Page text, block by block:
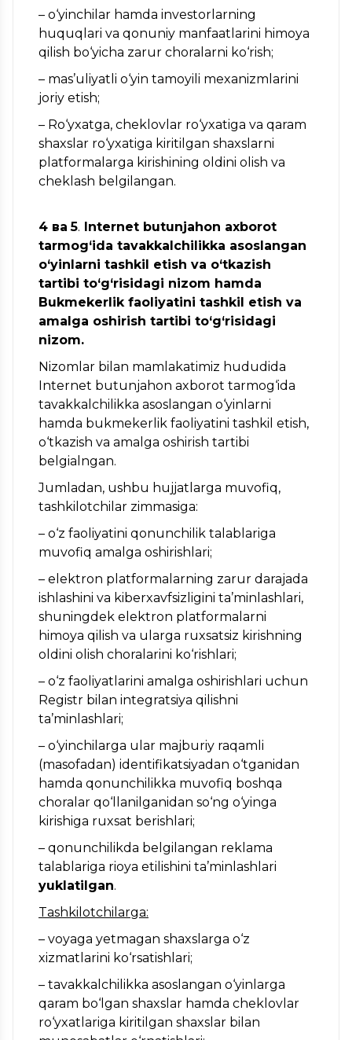
– o‘yinchilar hamda investorlarning
huquqlari va qonuniy manfaatlarini himoya
qilish bo‘yicha zarur choralarni ko‘rish;
– mas’uliyatli o‘yin tamoyili mexanizmlarini
joriy etish;
– Ro‘yxatga, cheklovlar ro‘yxatiga va qaram
shaxslar ro‘yxatiga kiritilgan shaxslarni
platformalarga kirishining oldini olish va
cheklash belgilangan.
4 ва 5. Internet butunjahon axborot
tarmog‘ida tavakkalchilikka asoslangan
o‘yinlarni tashkil etish va o‘tkazish
tartibi to‘g‘risidagi nizom hamda
Bukmekerlik faoliyatini tashkil etish va
amalga oshirish tartibi to‘g‘risidagi
nizom.
Nizomlar bilan mamlakatimiz hududida
Internet butunjahon axborot tarmog‘ida
tavakkalchilikka asoslangan o‘yinlarni
hamda bukmekerlik faoliyatini tashkil etish,
o‘tkazish va amalga oshirish tartibi
belgialngan.
Jumladan, ushbu hujjatlarga muvofiq,
tashkilotchilar zimmasiga:
– o‘z faoliyatini qonunchilik talablariga
muvofiq amalga oshirishlari;
– elektron platformalarning zarur darajada
ishlashini va kiberxavfsizligini ta’minlashlari,
shuningdek elektron platformalarni
himoya qilish va ularga ruxsatsiz kirishning
oldini olish choralarini ko‘rishlari;
– o‘z faoliyatlarini amalga oshirishlari uchun
Registr bilan integratsiya qilishni
ta’minlashlari;
– o‘yinchilarga ular majburiy raqamli
(masofadan) identifikatsiyadan o‘tganidan
hamda qonunchilikka muvofiq boshqa
choralar qo‘llanilganidan so‘ng o‘yinga
kirishiga ruxsat berishlari;
– qonunchilikda belgilangan reklama
talablariga rioya etilishini ta’minlashlari
yuklatilgan.
Tashkilotchilarga:
– voyaga yetmagan shaxslarga o‘z
xizmatlarini ko‘rsatishlari;
– tavakkalchilikka asoslangan o‘yinlarga
qaram bo‘lgan shaxslar hamda cheklovlar
ro‘yxatlariga kiritilgan shaxslar bilan